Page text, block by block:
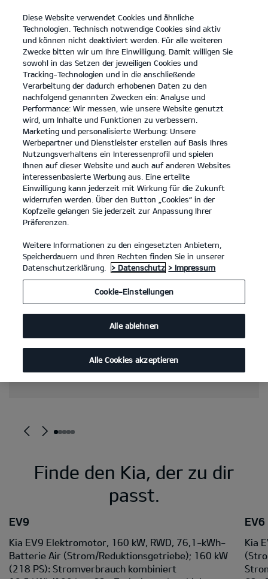
open
menu
KONTAKT
Elektrisch fahren
ELEKTRISCH FAHREN
Diese Website verwendet Cookies und ähnliche
Technologien. Technisch notwendige Cookies sind aktiv
und können nicht deaktiviert werden. Für alle weiteren
Zwecke bitten wir um Ihre Einwilligung. Damit willigen Sie
sowohl in das Setzen der jeweiligen Cookies und
Tracking-Technologien und in die anschließende
Verarbeitung der dadurch erhobenen Daten zu den
nachfolgend genannten Zwecken ein: Analyse und
Performance: Wir messen, wie unsere Website genutzt
wird, um Inhalte und Funktionen zu verbessern.
Marketing und personalisierte Werbung: Unsere
Werbepartner und Dienstleister erstellen auf Basis Ihres
Nutzungsverhaltens ein Interessenprofil und spielen
Ihnen auf dieser Website und auch auf anderen Websites
interessenbasierte Werbung aus. Eine erteilte
Einwilligung kann jederzeit mit Wirkung für die Zukunft
widerrufen werden. Über den Button „Cookies“ in der
Kopfzeile gelangen Sie jederzeit zur Anpassung Ihrer
Präferenzen.
Weitere Informationen zu den eingesetzten Anbietern,
Speicherdauern und Ihren Rechten finden Sie in unserer
Datenschutzerklärung.
> Datenschutz > Impressum
Cookie-Einstellungen
Alle ablehnen
Alle Cookies akzeptieren